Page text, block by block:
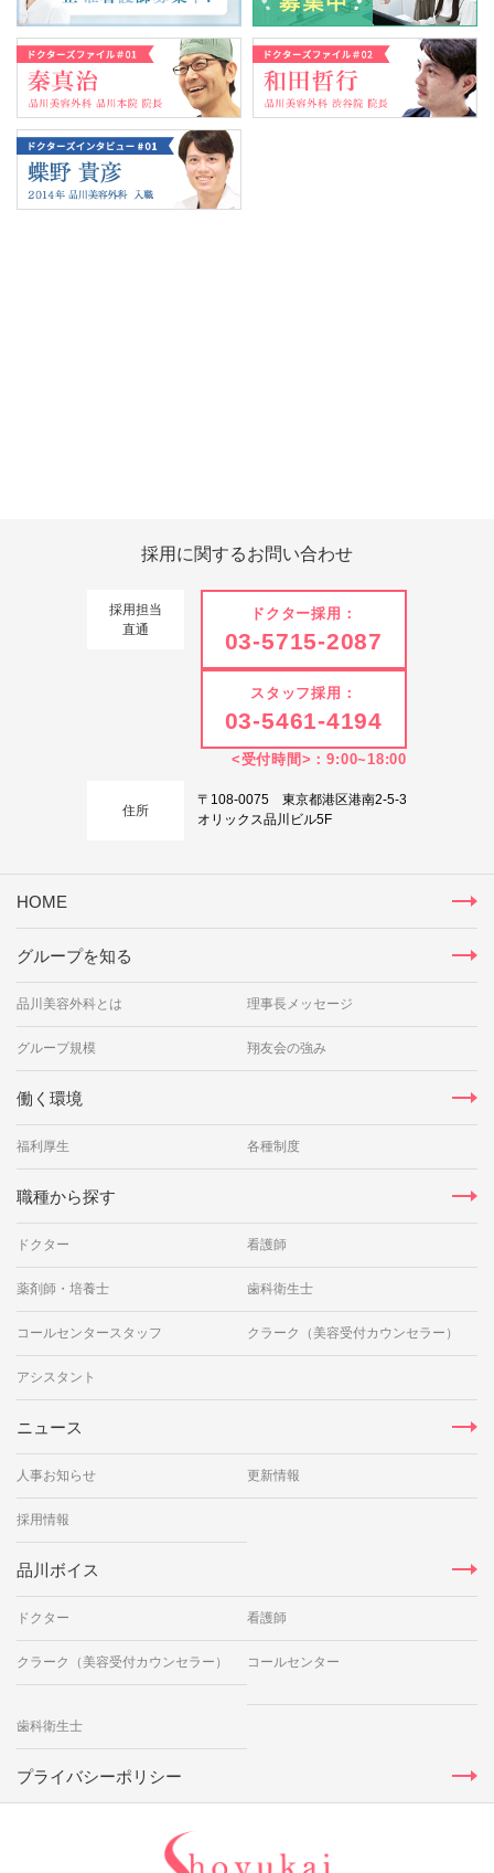
採用に関するお問い合わせ
採用担当
直通
ドクター採用：
03-5715-2087
スタッフ採用：
03-5461-4194
<受付時間>：9:00~18:00
住所
〒108-0075 東京都港区港南2-5-3
オリックス品川ビル5F
HOME
グループを知る
品川美容外科とは 理事長メッセージ
グループ規模 翔友会の強み
働く環境
福利厚生 各種制度
職種から探す
ドクター 看護師
薬剤師・培養士 歯科衛生士
コールセンタースタッフ クラーク（美容受付カウンセラー）
アシスタント
ニュース
人事お知らせ 更新情報
採用情報
品川ボイス
ドクター 看護師
クラーク（美容受付カウンセラー） コールセンター
歯科衛生士
プライバシーポリシー